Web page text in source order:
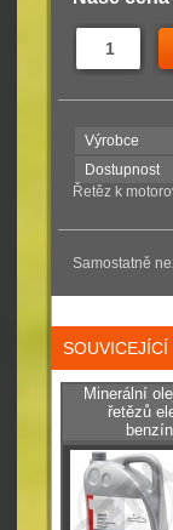
Výrobce
Dostupnost
Řetěz k
Samostatně
Minerální
řetězů